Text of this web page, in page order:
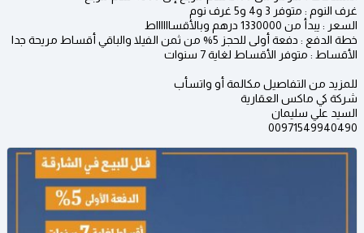
غرف النوم : متوفر 3 و4 و5 غرف نوم
السعر : يبدأ من 1330000 درهم وبالأقسااااااط
خطة الدفع : دفعة أولى للحجز 5% من ثمن الفيلا والباقي أقساط مريحة جدا
الأقساط : متوفر الأقساط لغاية 7 سنوات
للمزيد من التفاصيل مكالمة أو واتسأب
شركة كي ماكس العقارية
السيد علي سليمان
00971549940490